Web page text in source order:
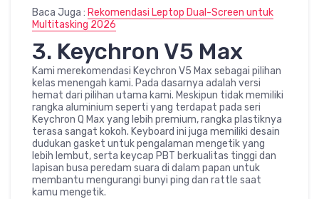
Baca Juga : Rekomendasi Leptop Dual-Screen untuk
Multitasking 2026
3. Keychron V5 Max
Kami merekomendasi Keychron V5 Max sebagai pilihan
kelas menengah kami. Pada dasarnya adalah versi
hemat dari pilihan utama kami. Meskipun tidak memiliki
rangka aluminium seperti yang terdapat pada seri
Keychron Q Max yang lebih premium, rangka plastiknya
terasa sangat kokoh. Keyboard ini juga memiliki desain
dudukan gasket untuk pengalaman mengetik yang
lebih lembut, serta keycap PBT berkualitas tinggi dan
lapisan busa peredam suara di dalam papan untuk
membantu mengurangi bunyi ping dan rattle saat
kamu mengetik.